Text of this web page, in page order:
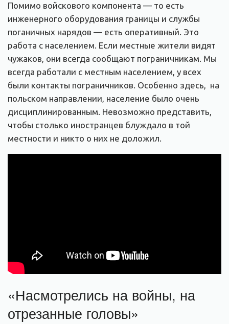
Помимо войскового компонента — то есть
инженерного оборудования границы и службы
поганичных нарядов — есть оперативный. Это
работа с населением. Если местные жители видят
чужаков, они всегда сообщают пограничникам. Мы
всегда работали с местным населением, у всех
были контакты пограничников. Особенно здесь, на
польском направлении, население было очень
дисциплинированным. Невозможно представить,
чтобы столько иностранцев блуждало в той
местности и никто о них не доложил.
«Насмотрелись на войны, на
отрезанные головы»